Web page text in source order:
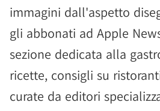
immagini dall'aspetto
gli abbonati ad Apple
sezione dedicata alla
ricette, consigli su
curate da editori